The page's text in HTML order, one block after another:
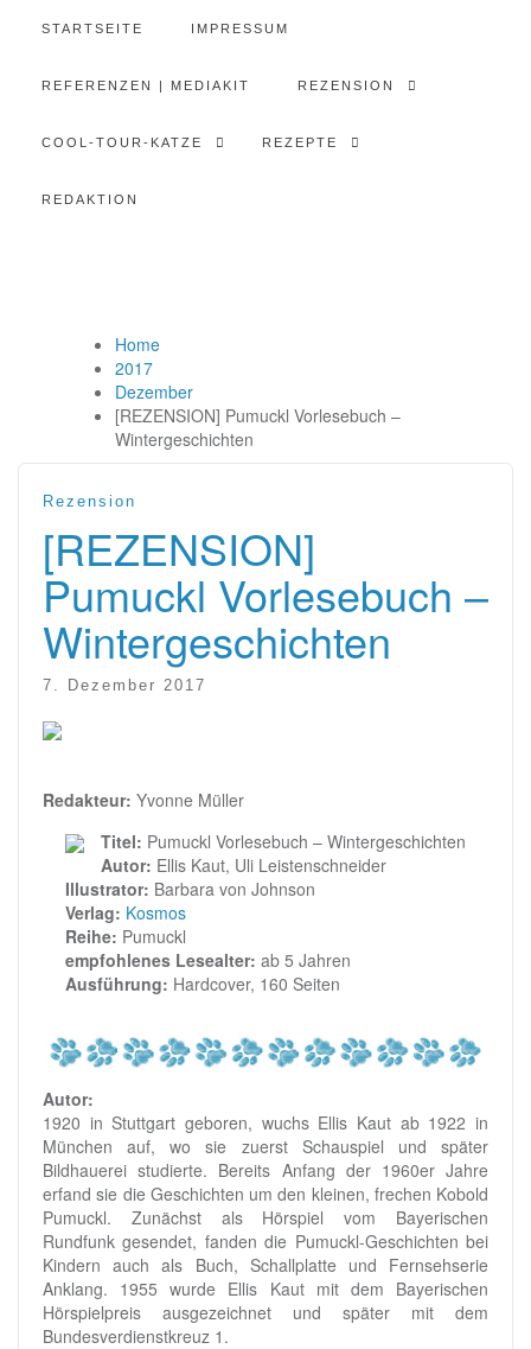
STARTSEITE IMPRESSUM
REFERENZEN | MEDIAKIT REZENSION
COOL-TOUR-KATZE REZEPTE
REDAKTION
Home
2017
Dezember
[REZENSION] Pumuckl Vorlesebuch –
Wintergeschichten
Rezension
[REZENSION]
Pumuckl Vorlesebuch –
Wintergeschichten
7. Dezember 2017
Redakteur: Yvonne Müller
Titel: Pumuckl Vorlesebuch – Wintergeschichten
Autor: Ellis Kaut,‎ Uli Leistenschneider
Illustrator: Barbara von Johnson
Verlag: Kosmos
Reihe: Pumuckl
empfohlenes Lesealter: ab 5 Jahren
Ausführung: Hardcover, 160 Seiten
Autor:
1920 in Stuttgart geboren, wuchs Ellis Kaut ab 1922 in
München auf, wo sie zuerst Schauspiel und später
Bildhauerei studierte. Bereits Anfang der 1960er Jahre
erfand sie die Geschichten um den kleinen, frechen Kobold
Pumuckl. Zunächst als Hörspiel vom Bayerischen
Rundfunk gesendet, fanden die Pumuckl-Geschichten bei
Kindern auch als Buch, Schallplatte und Fernsehserie
Anklang. 1955 wurde Ellis Kaut mit dem Bayerischen
Hörspielpreis ausgezeichnet und später mit dem
Bundesverdienstkreuz 1.